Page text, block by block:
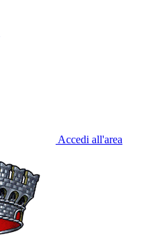
Accedi all'area